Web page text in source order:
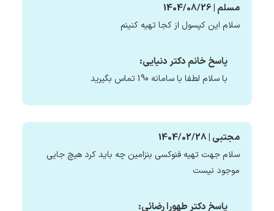
مسلم | 1404/08/26
سلام این کپسول از کجا تهیه کنینم
پاسخ خانم دکتر دنیایی:
با سلام لطفا با سامانه 190 تماس بگیرید
مجتبی | 1404/02/28
سلام جهت تهیه فنوکسی بنزامین چه باید کرد هیچ جایی
موجود نیست
پاسخ دکتر طهورا رضائی: